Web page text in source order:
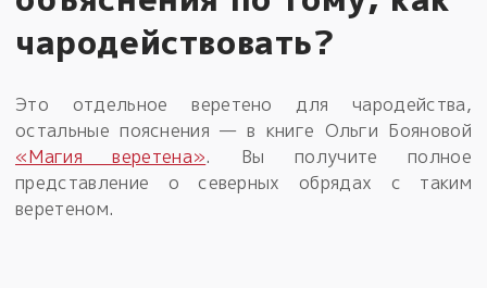
чародействовать?
Это отдельное веретено для чародейства,
остальные пояснения — в книге Ольги Бояновой
«Магия веретена». Вы получите полное
представление о северных обрядах с таким
веретеном.